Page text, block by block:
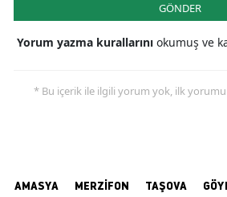
GÖNDER
Yorum yazma kurallarını okumuş ve
* Bu içerik ile ilgili yorum yok, ilk yorumu
AMASYA MERZİFON TAŞOVA